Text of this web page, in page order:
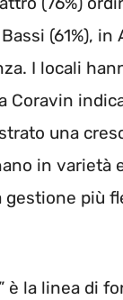
(61%), in
I locali
una
in
gestione più
è la linea di